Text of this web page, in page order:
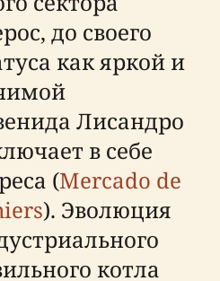
до своего
как яркой и
Лисандро
в себе
(Mercado de
). Эволюция
котла